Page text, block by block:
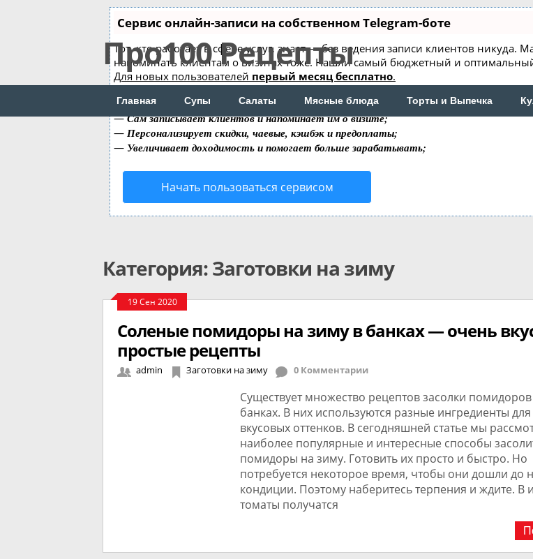
Про100 Рецепты
Главная Супы Салаты Мясные блюда Торты и Выпечка
Сервис онлайн-записи на собственном Telegram-боте
Тот, кто работает в сфере услуг, знает — без ведения записи клиентов никуда.
напоминать клиентам о визитах тоже. Нашли самый бюджетный и
Для новых пользователей первый месяц бесплатно.
Чат-бот для мастеров и специалистов, который упрощает ведение записей:
—Сам записывает клиентов и напоминает им о визите;
— Персонализирует скидки, чаевые, кэшбэк и предоплаты;
— Увеличивает доходимость и помогает больше зарабатывать;
Начать пользоваться сервисом
Категория: Заготовки на зиму
19 Сен 2020
Соленые помидоры на зиму в банках — очень
простые рецепты
admin Заготовки на зиму 0 Комментарии
Существует множество рецептов засолки
банках. В них используются разные ингредиенты
вкусовых оттенков. В сегодняшней статье мы
наиболее популярные и интересные способы
помидоры на зиму. Готовить их просто и быстро. Но
потребуется некоторое время, чтобы они дошли до
кондиции. Поэтому наберитесь терпения и ждите. В
томаты получатся